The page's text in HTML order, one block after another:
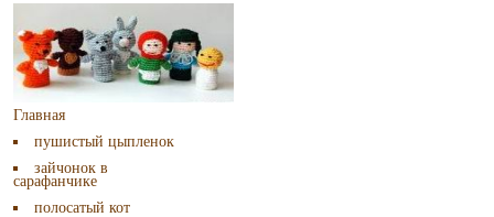
Главная
пушистый цыпленок
зайчонок в
сарафанчике
полосатый кот